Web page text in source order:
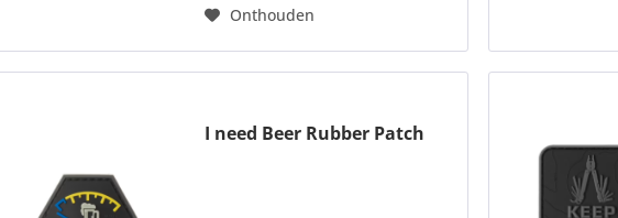
Onthouden
I need Beer Rubber Patch